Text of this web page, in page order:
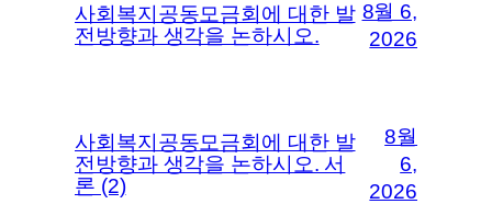
사회복지공동모금회에 대한 발
전방향과 생각을 논하시오.
8월 6,
2026
사회복지공동모금회에 대한 발
전방향과 생각을 논하시오. 서
론 (2)
8월
6,
2026